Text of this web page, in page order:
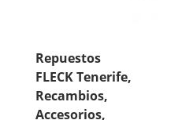
Repuestos
FLECK Tenerife,
Recambios,
Accesorios,